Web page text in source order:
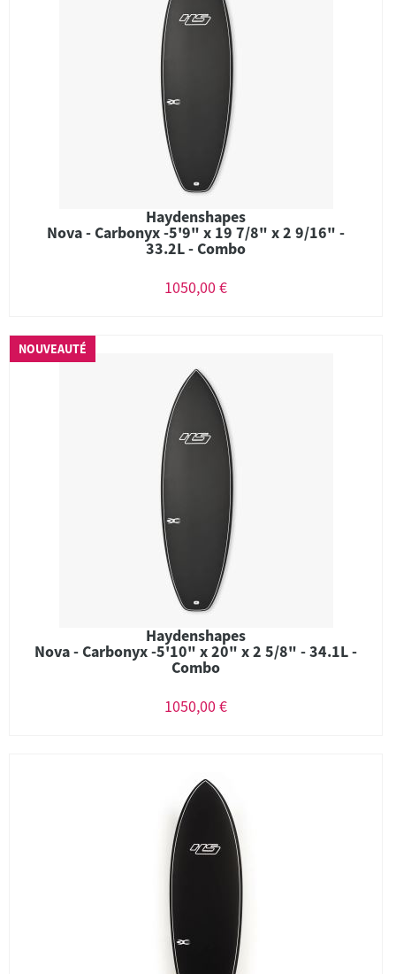
Haydenshapes
Nova - Carbonyx -5'9" x 19 7/8" x 2 9/16" -
33.2L - Combo
1050,00 €
NOUVEAUTÉ
Haydenshapes
Nova - Carbonyx -5'10" x 20" x 2 5/8" - 34.1L -
Combo
1050,00 €